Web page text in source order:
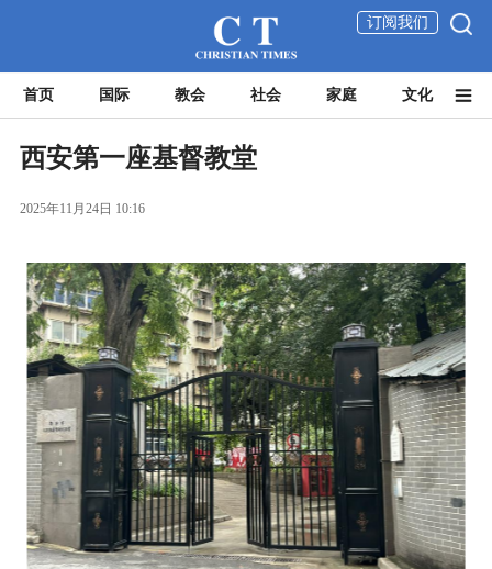
订阅我们
首页 国际 教会 社会 家庭 文化
西安第一座基督教堂
2025年11月24日 10:16